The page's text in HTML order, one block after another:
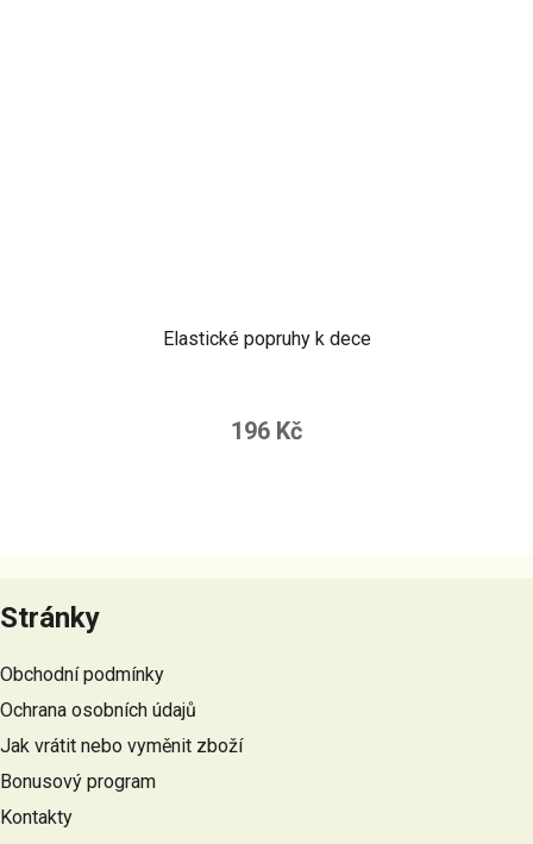
Elastické popruhy k dece
196 Kč
á
p
a
t
í
Stránky
Obchodní podmínky
Ochrana osobních údajů
Jak vrátit nebo vyměnit zboží
Bonusový program
Kontakty